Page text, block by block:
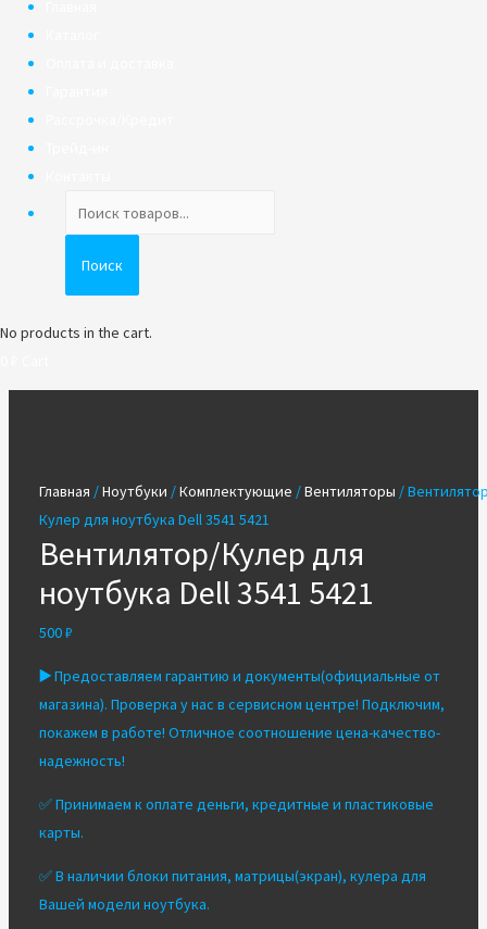
товаров
Поиск
No products in the cart.
Главная /Ноутбуки /Комплектующие /Вентиляторы /
Кулер для ноутбука Dell 3541 5421
Вентилятор/Кулер для
ноутбука Dell 3541 5421
500₽
▶️Предоставляем гарантию и документы(официальные от
магазина). Проверка у нас в сервисном центре! Подключим,
покажем в работе! Отличное соотношение цена-качество-
надежность!
✅ Принимаем к оплате деньги, кредитные и пластиковые
карты.
✅ В наличии блоки питания, матрицы(экран), кулера для
Вашей модели ноутбука.